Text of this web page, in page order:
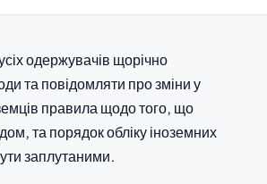
одержувачів щорічно
та повідомляти про зміни у
правила щодо того, що
та порядок обліку іноземних
заплутаними.